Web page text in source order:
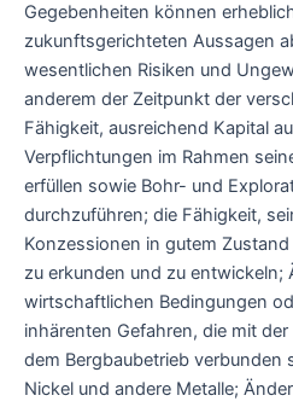
Gegebenheiten können
zukunftsgerichteten Aussagen
wesentlichen Risiken und
anderem der Zeitpunkt der
Fähigkeit, ausreichend Kapital
Verpflichtungen im Rahmen
erfüllen sowie Bohr- und
durchzuführen; die Fähigkeit,
Konzessionen in gutem
zu erkunden und zu entwickeln;
wirtschaftlichen Bedingungen
inhärenten Gefahren, die mit
dem Bergbaubetrieb verbunden
Nickel und andere Metalle;